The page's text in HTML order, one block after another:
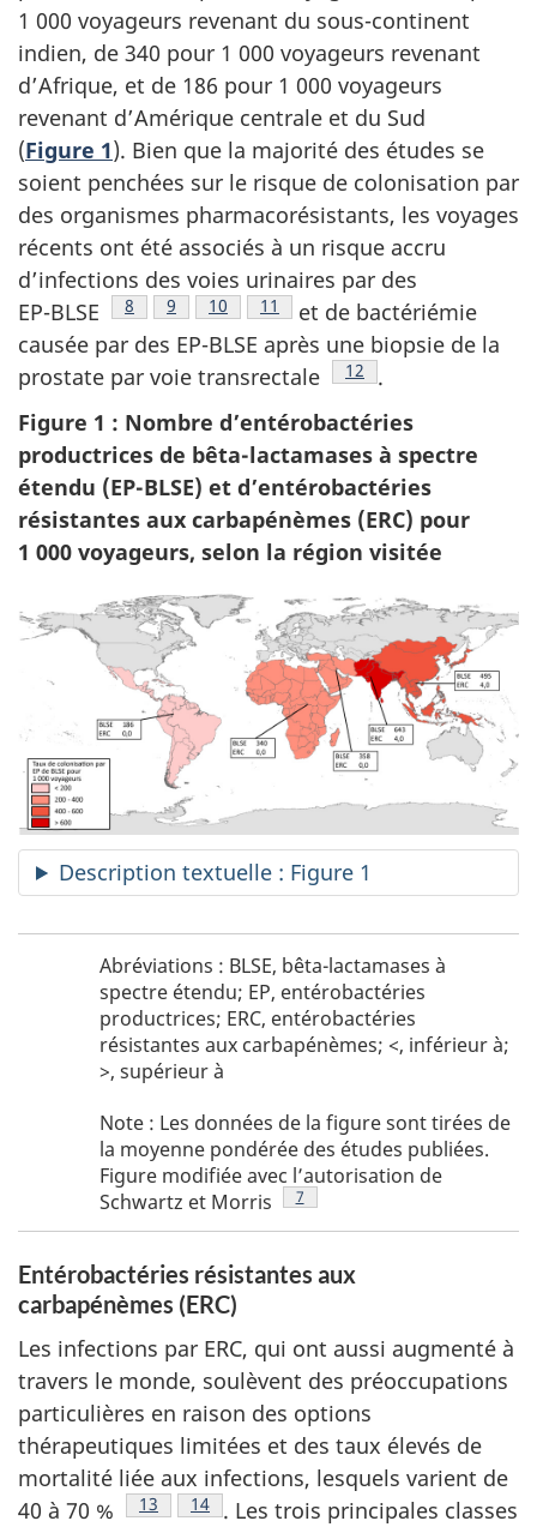
1 000 voyageurs revenant du sous-continent
indien, de 340 pour 1 000 voyageurs revenant
d’Afrique, et de 186 pour 1 000 voyageurs
revenant d’Amérique centrale et du Sud
(Figure 1). Bien que la majorité des études se
soient penchées sur le risque de colonisation par
des organismes pharmacorésistants, les voyages
récents ont été associés à un risque accru
d’infections des voies urinaires par des
EP-BLSE
Note de bas de page
8 Note de bas de page
9 Note de bas de page
10 Note de bas de page
11
et de bactériémie
causée par des EP-BLSE après une biopsie de la
prostate par voie transrectale Note de bas de page
12
.
Figure 1 : Nombre d’entérobactéries
productrices de bêta-lactamases à spectre
étendu (EP-BLSE) et d’entérobactéries
résistantes aux carbapénèmes (ERC) pour
1 000 voyageurs, selon la région visitée
Description textuelle : Figure 1
N
o
t
e
d
e
l
a
f
i
g
u
r
e
1
abréviations
Abréviations : BLSE, bêta-lactamases à
spectre étendu; EP, entérobactéries
productrices; ERC, entérobactéries
résistantes aux carbapénèmes; <, inférieur à;
>, supérieur à
Note : Les données de la figure sont tirées de
la moyenne pondérée des études publiées.
Figure modifiée avec l’autorisation de
Schwartz et Morris Note de bas de page
7
Entérobactéries résistantes aux
carbapénèmes (ERC)
Les infections par ERC, qui ont aussi augmenté à
travers le monde, soulèvent des préoccupations
particulières en raison des options
thérapeutiques limitées et des taux élevés de
mortalité liée aux infections, lesquels varient de
40 à 70 % Note de bas de page
13 Note de bas de page
14 . Les trois principales classes